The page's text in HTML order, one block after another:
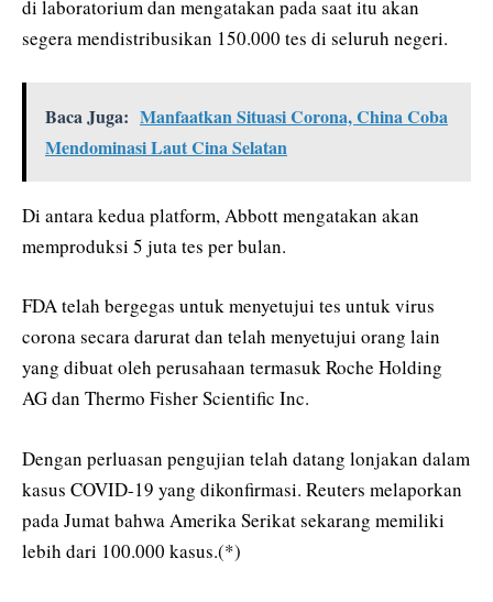
di laboratorium dan mengatakan pada saat itu akan
segera mendistribusikan 150.000 tes di seluruh negeri.
Baca Juga: Manfaatkan Situasi Corona, China Coba
Mendominasi Laut Cina Selatan
Di antara kedua platform, Abbott mengatakan akan
memproduksi 5 juta tes per bulan.
FDA telah bergegas untuk menyetujui tes untuk virus
corona secara darurat dan telah menyetujui orang lain
yang dibuat oleh perusahaan termasuk Roche Holding
AG dan Thermo Fisher Scientific Inc.
Dengan perluasan pengujian telah datang lonjakan dalam
kasus COVID-19 yang dikonfirmasi. Reuters melaporkan
pada Jumat bahwa Amerika Serikat sekarang memiliki
lebih dari 100.000 kasus.(*)